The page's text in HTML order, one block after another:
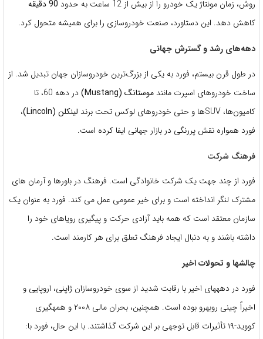
روش، زمان مونتاژ یک خودرو را از بیش از 12 ساعت به حدود
90 دقیقه
کاهش دهد. این دستاورد، صنعت خودروسازی را برای همیشه متحول کرد.
دهه‌های رشد و گسترش جهانی
در طول قرن بیستم، فورد به یکی از بزرگ‌ترین خودروسازان جهان تبدیل شد. از
ساخت خودروهای اسپرت مانند موستانگ (Mustang)
در دهه 60، تا
کامیون‌ها، SUVها و حتی خودروهای لوکس تحت برند
لینکلن (Lincoln)
،
فورد همواره نقش پررنگی در بازار جهانی ایفا کرده است.
فرهنگ شرکت
فورد از چند جهت یک شرکت خانوادگی است. فرهنگ در باورها و آرمان های
مشترک لنگر انداخته است و برای خیر عمومی عمل می کند. فورد به عنوان یک
سازمان معتقد است که همه باید آزادی حرکت و پیگیری رویاهای خود را
داشته باشند و به دنبال ایجاد فرهنگ تعلق برای هر کارمند است.
چالشها و تحولات اخیر
فورد در دهههای اخیر با رقابت شدید از سوی خودروسازان ژاپنی، اروپایی و
اخیراً چینی روبهرو بوده است. همچنین، بحران مالی ۲۰۰۸ و همهگیری
کووید-۱۹ تأثیرات قابل توجهی بر این شرکت گذاشتند. با این حال، فورد با: